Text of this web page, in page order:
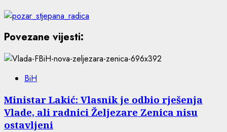
Povezane vijesti:
BiH
Ministar Lakić: Vlasnik je odbio rješenja
Vlade, ali radnici Željezare Zenica nisu
ostavljeni